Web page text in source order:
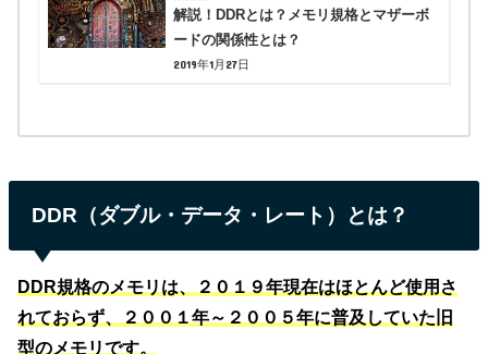
解説！DDRとは？メモリ規格とマザーボ
ードの関係性とは？
2019年1月27日
DDR（ダブル・データ・レート）とは？
DDR規格のメモリは、２０１９年現在はほとんど使用さ
れておらず、２００１年～２００５年に普及していた旧
型のメモリです。